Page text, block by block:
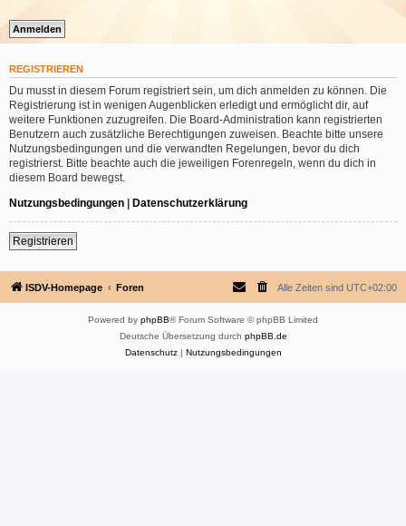
REGISTRIEREN
Du musst in diesem Forum registriert sein, um dich anmelden zu können. Die
Registrierung ist in wenigen Augenblicken erledigt und ermöglicht dir, auf
weitere Funktionen zuzugreifen. Die Board-Administration kann registrierten
Benutzern auch zusätzliche Berechtigungen zuweisen. Beachte bitte unsere
Nutzungsbedingungen und die verwandten Regelungen, bevor du dich
registrierst. Bitte beachte auch die jeweiligen Forenregeln, wenn du dich in
diesem Board bewegst.
Nutzungsbedingungen | Datenschutzerklärung
Registrieren
ISDV-Homepage Foren Alle Zeiten sind UTC+02:00
Powered by phpBB® Forum Software © phpBB Limited
Deutsche Übersetzung durch phpBB.de
Datenschutz| Nutzungsbedingungen